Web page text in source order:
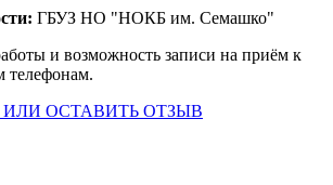
ГБУЗ НО "НОКБ им. Семашко"
и возможность записи на приём к
телефонам.
ОСТАВИТЬ ОТЗЫВ